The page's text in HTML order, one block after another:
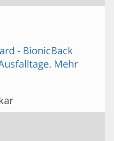
- BionicBack
Mehr